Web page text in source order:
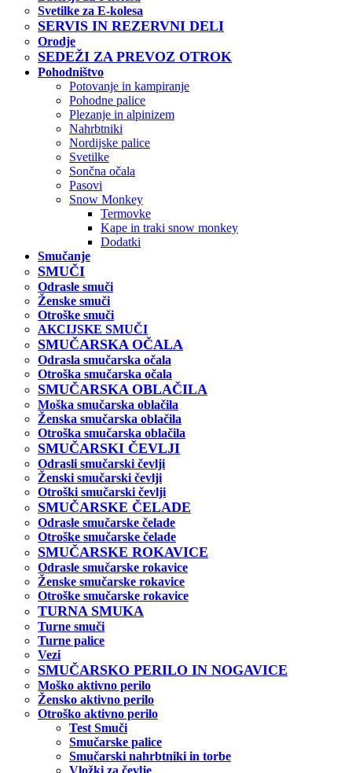
Svetilke za E-kolesa
SERVIS IN REZERVNI DELI
Orodje
SEDEŽI ZA PREVOZ OTROK
Pohodništvo
Potovanje in kampiranje
Pohodne palice
Plezanje in alpinizem
Nahrbtniki
Nordijske palice
Svetilke
Sončna očala
Pasovi
Snow Monkey
Termovke
Kape in traki snow monkey
Dodatki
Smučanje
SMUČI
Odrasle smuči
Ženske smuči
Otroške smuči
AKCIJSKE SMUČI
SMUČARSKA OČALA
Odrasla smučarska očala
Otroška smučarska očala
SMUČARSKA OBLAČILA
Moška smučarska oblačila
Ženska smučarska oblačila
Otroška smučarska oblačila
SMUČARSKI ČEVLJI
Odrasli smučarski čevlji
Ženski smučarski čevlji
Otroški smučarski čevlji
SMUČARSKE ČELADE
Odrasle smučarske čelade
Otroške smučarske čelade
SMUČARSKE ROKAVICE
Odrasle smučarske rokavice
Ženske smučarske rokavice
Otroške smučarske rokavice
TURNA SMUKA
Turne smuči
Turne palice
Vezi
SMUČARSKO PERILO IN NOGAVICE
Moško aktivno perilo
Žensko aktivno perilo
Otroško aktivno perilo
Test Smuči
Smučarske palice
Smučarski nahrbtniki in torbe
Vložki za čevlje